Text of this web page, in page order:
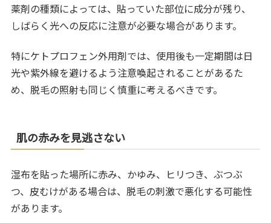
薬剤の種類によっては、貼っていた部位に成分が残り、
しばらく光への反応に注意が必要な場合があります。
特にケトプロフェン外用剤では、使用後も一定期間は日
光や紫外線を避けるよう注意喚起されることがあるた
め、脱毛の照射も同じく慎重に考えるべきです。
肌の赤みを見逃さない
湿布を貼った場所に赤み、かゆみ、ヒリつき、ぶつぶ
つ、皮むけがある場合は、脱毛の刺激で悪化する可能性
があります。